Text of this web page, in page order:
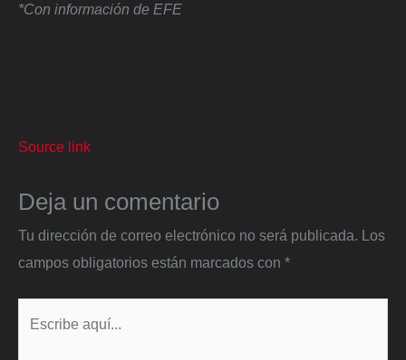
*Con información de EFE
Source link
Deja un comentario
Tu dirección de correo electrónico no será publicada.
Los
campos obligatorios están marcados con *